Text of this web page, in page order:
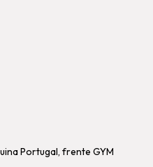
Portugal, frente GYM